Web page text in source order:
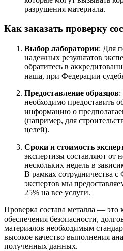
разрушения материала.
Как заказать проверку
Выбор лаборатории: Для
надежных результатов
обратитесь в
наша, при Федерации
Предоставление образцов:
необходимо предоставить
информацию о
(например, для
целей).
Сроки и стоимость
экспертизы составляют от
нескольких недель в
В рамках сотрудничества
экспертов мы
25% на все услуги.
Проверка состава металла — это
обеспечения безопасности,
материалов необходимым
высокое качество выполнения
полученных данных.